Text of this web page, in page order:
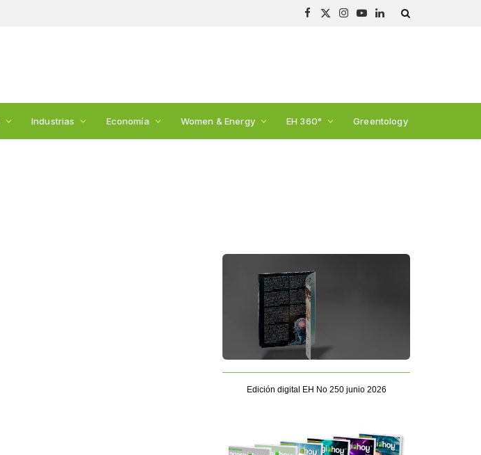
Facebook
X
Instagram
YouTubeLinkedIn
Industrias Economía Women & Energy EH 360° Greentology
Edición digital EH No 250 junio 2026